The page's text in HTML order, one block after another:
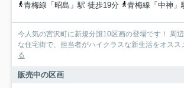
青梅線「昭島」駅 徒歩19分
青梅線「中神」
今人気の宮沢町に新規分譲10区画の登場です！ 周
な住宅街で、担当者がハイクラスな新生活をオスス
る
販売中の区画